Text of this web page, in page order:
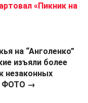
«Пикник на
на “Анголенко”
изъяли более
незаконных
ФОТО →